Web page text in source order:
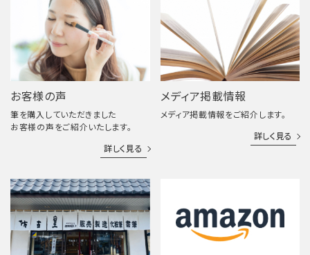
お客様の声
筆を購入していただきました
お客様の声をご紹介いたします。
詳しく見る
メディア掲載情報
メディア掲載情報をご紹介します。
詳しく見る